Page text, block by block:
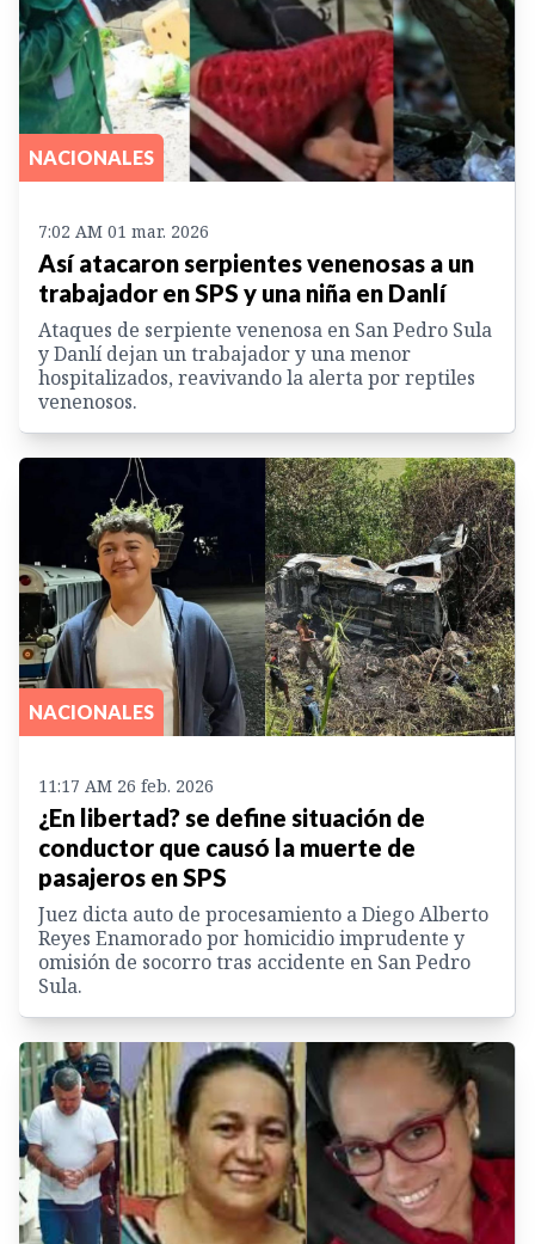
NACIONALES
7:02 AM 01 mar. 2026
Así atacaron serpientes venenosas a un
trabajador en SPS y una niña en Danlí
Ataques de serpiente venenosa en San Pedro Sula
y Danlí dejan un trabajador y una menor
hospitalizados, reavivando la alerta por reptiles
venenosos.
NACIONALES
11:17 AM 26 feb. 2026
¿En libertad? se define situación de
conductor que causó la muerte de
pasajeros en SPS
Juez dicta auto de procesamiento a Diego Alberto
Reyes Enamorado por homicidio imprudente y
omisión de socorro tras accidente en San Pedro
Sula.